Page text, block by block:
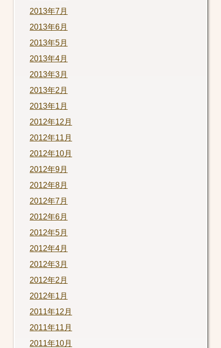
2013年7月
2013年6月
2013年5月
2013年4月
2013年3月
2013年2月
2013年1月
2012年12月
2012年11月
2012年10月
2012年9月
2012年8月
2012年7月
2012年6月
2012年5月
2012年4月
2012年3月
2012年2月
2012年1月
2011年12月
2011年11月
2011年10月